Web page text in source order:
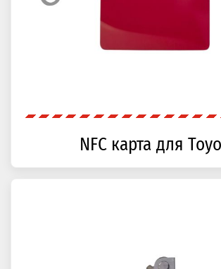
NFC карта для